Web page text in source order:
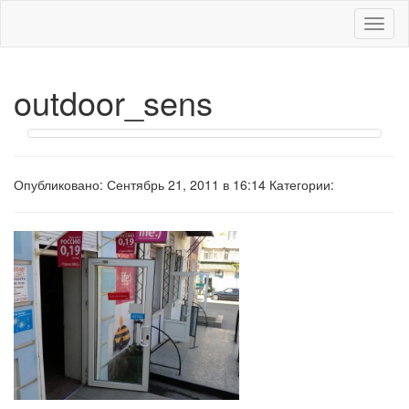
Меню
outdoor_sens
Опубликовано: Сентябрь 21, 2011 в 16:14 Категории: